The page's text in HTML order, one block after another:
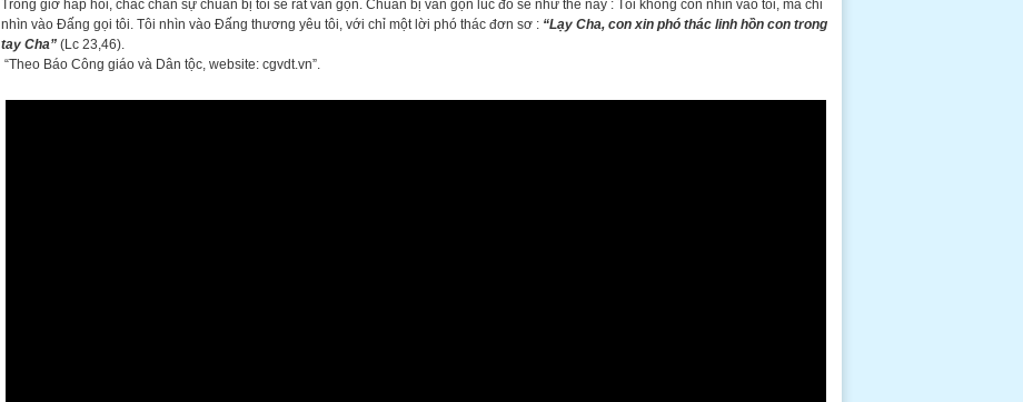
Trong giờ hấp hối, chắc chắn sự chuẩn bị tôi sẽ rất vắn gọn. Chuẩn bị vắn gọn lúc đó sẽ như thế này : Tôi không còn nhìn vào tôi, mà chỉ
nhìn vào Đấng gọi tôi. Tôi nhìn vào Đấng thương yêu tôi, với chỉ một lời phó thác đơn sơ : “Lạy Cha, con xin phó thác linh hồn con trong
tay Cha” (Lc 23,46).
“Theo Báo Công giáo và Dân tộc, website: cgvdt.vn”.